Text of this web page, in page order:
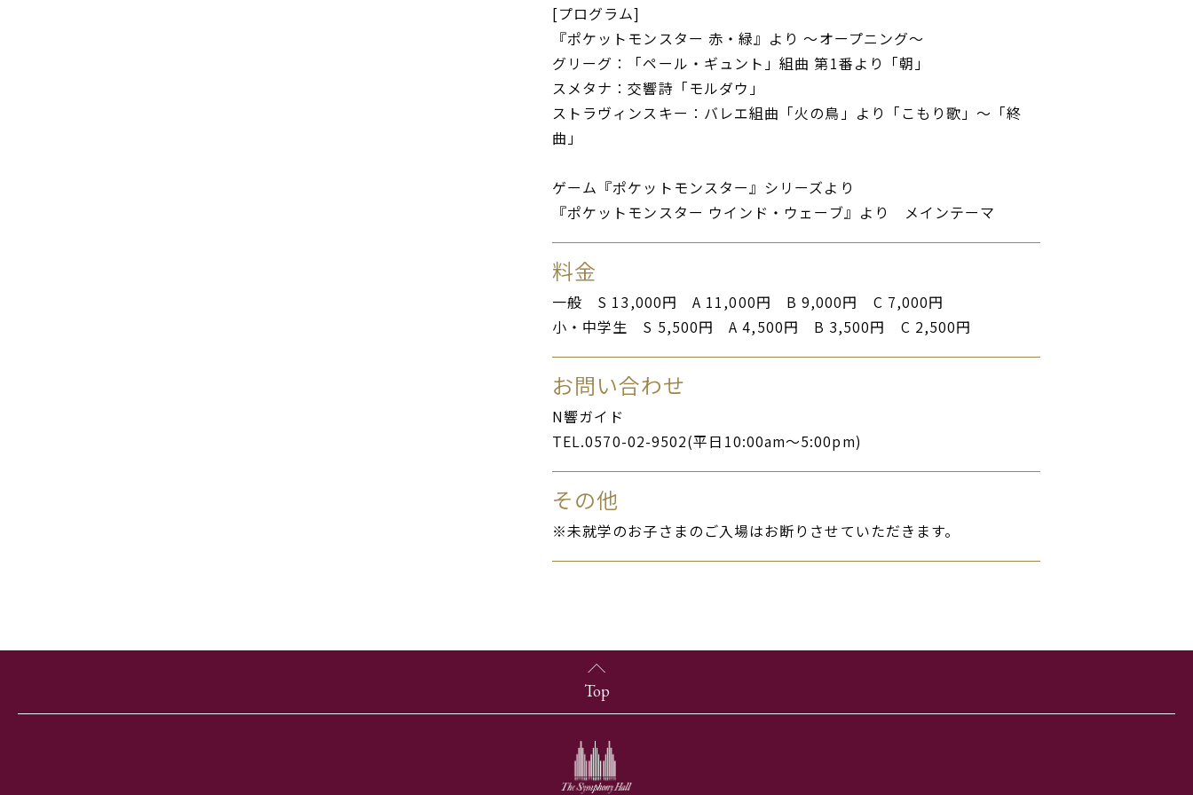
[プログラム]
『ポケットモンスター 赤・緑』より ～オープニング～
グリーグ：「ペール・ギュント」組曲 第1番より「朝」
スメタナ：交響詩「モルダウ」
ストラヴィンスキー：バレエ組曲「火の鳥」より「こもり歌」～「終
曲」
ゲーム『ポケットモンスター』シリーズより
『ポケットモンスター ウインド・ウェーブ』より メインテーマ
料金
一般 S 13,000円 A 11,000円 B 9,000円 C 7,000円
小・中学生 S 5,500円 A 4,500円 B 3,500円 C 2,500円
お問い合わせ
N響ガイド
TEL.0570-02-9502(平日10:00am～5:00pm)
その他
※未就学のお子さまのご入場はお断りさせていただきます。
Top